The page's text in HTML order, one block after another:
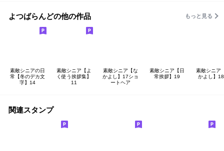
よつばらんどの他の作品 もっと見る
素敵シニアの日
常【冬のデカ文
字】14
素敵シニア【よ
く使う挨拶集】
11
素敵シニア【な
かよし】17ショ
ートヘア
素敵シニア【日
常挨拶】19
素敵シニア
かよし】
関連スタンプ